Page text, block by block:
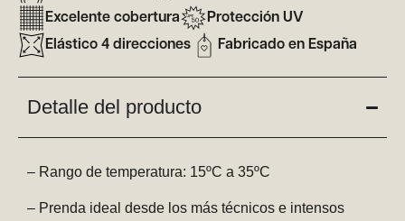
Excelente cobertura
Protección UV
Elástico 4 direcciones
Fabricado en España
Detalle del producto
– Rango de temperatura: 15ºC a 35ºC
– Prenda ideal desde los más técnicos e intensos